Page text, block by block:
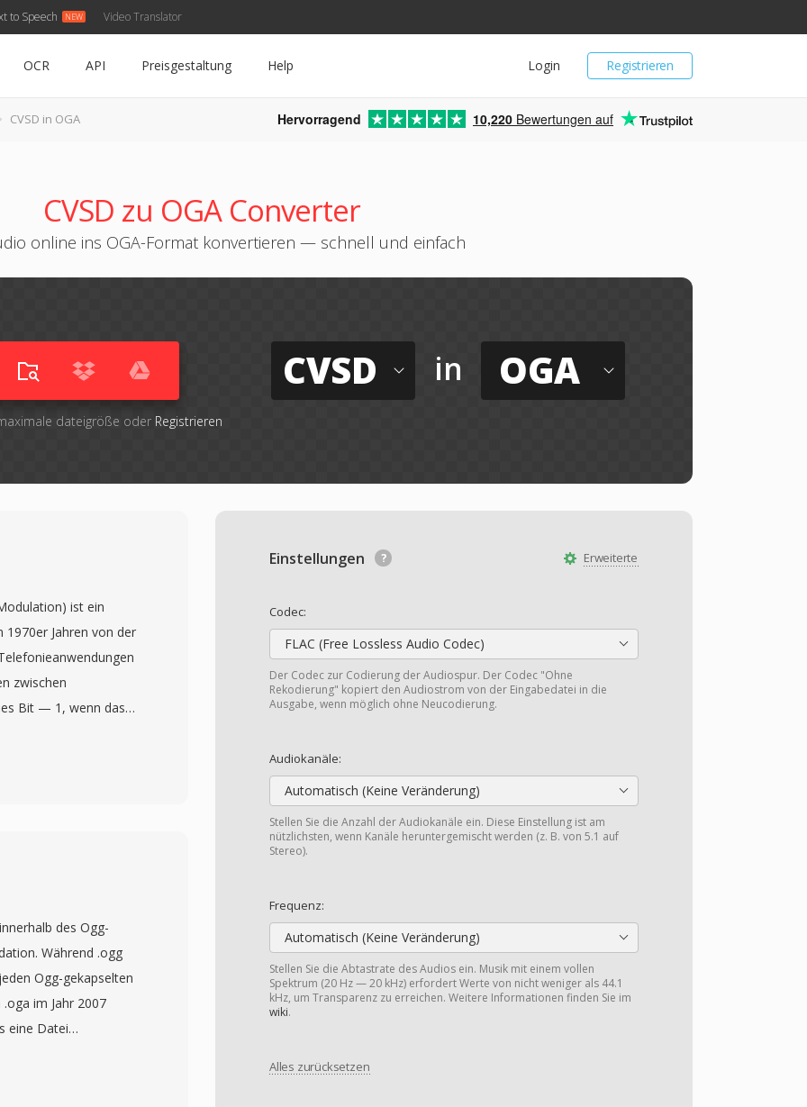
to Speech Video Translator
Registrieren
Login
OCR API Preisgestaltung Help
CVSD in OGA Hervorragend 10,220 Bewertungen auf
CVSD zu OGA Converter
online ins OGA-Format konvertieren — schnell und einfach
dateigröße oder Registrieren
CVSD in OGA
Erweiterte
Einstellungen
Codec:
FLAC (Free Lossless Audio Codec)
Der Codec zur Codierung der Audiospur. Der Codec "Ohne
Rekodierung" kopiert den Audiostrom von der Eingabedatei in die
Ausgabe, wenn möglich ohne Neucodierung.
Audiokanäle:
Automatisch (Keine Veränderung)
Stellen Sie die Anzahl der Audiokanäle ein. Diese Einstellung ist am
nützlichsten, wenn Kanäle heruntergemischt werden (z. B. von 5.1 auf
Stereo).
Frequenz:
Automatisch (Keine Veränderung)
Stellen Sie die Abtastrate des Audios ein. Musik mit einem vollen
Spektrum (20 Hz — 20 kHz) erfordert Werte von nicht weniger als 44.1
kHz, um Transparenz zu erreichen. Weitere Informationen finden Sie im
wiki.
Alles zurücksetzen
ist ein
1970er Jahren von der
zwischen
Bit — 1, wenn das
sonst 0 — während ein
in spezialisierte
Decoder benötigen
auf
unter
da einzelne
Frames zu
und Decoding-
des Ogg-
Während .ogg
Ogg-gekapselten
im Jahr 2007
eine Datei
Haube können OGA-